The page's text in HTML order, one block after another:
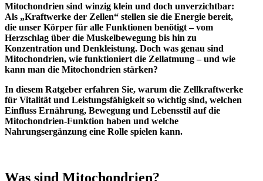
Mitochondrien sind winzig klein und doch unverzichtbar:
Als „Kraftwerke der Zellen“ stellen sie die Energie bereit,
die unser Körper für alle Funktionen benötigt – vom
Herzschlag über die Muskelbewegung bis hin zu
Konzentration und Denkleistung. Doch was genau sind
Mitochondrien, wie funktioniert die Zellatmung – und wie
kann man die Mitochondrien stärken?
In diesem Ratgeber erfahren Sie, warum die Zellkraftwerke
für Vitalität und Leistungsfähigkeit so wichtig sind, welchen
Einfluss Ernährung, Bewegung und Lebensstil auf die
Mitochondrien-Funktion haben und welche
Nahrungsergänzung eine Rolle spielen kann.
Was sind Mitochondrien?